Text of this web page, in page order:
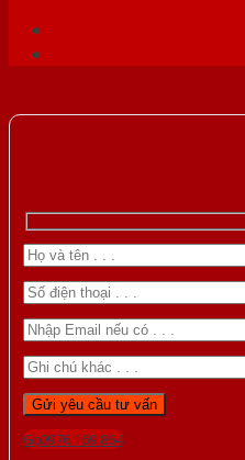
Gọi 0976.169.864